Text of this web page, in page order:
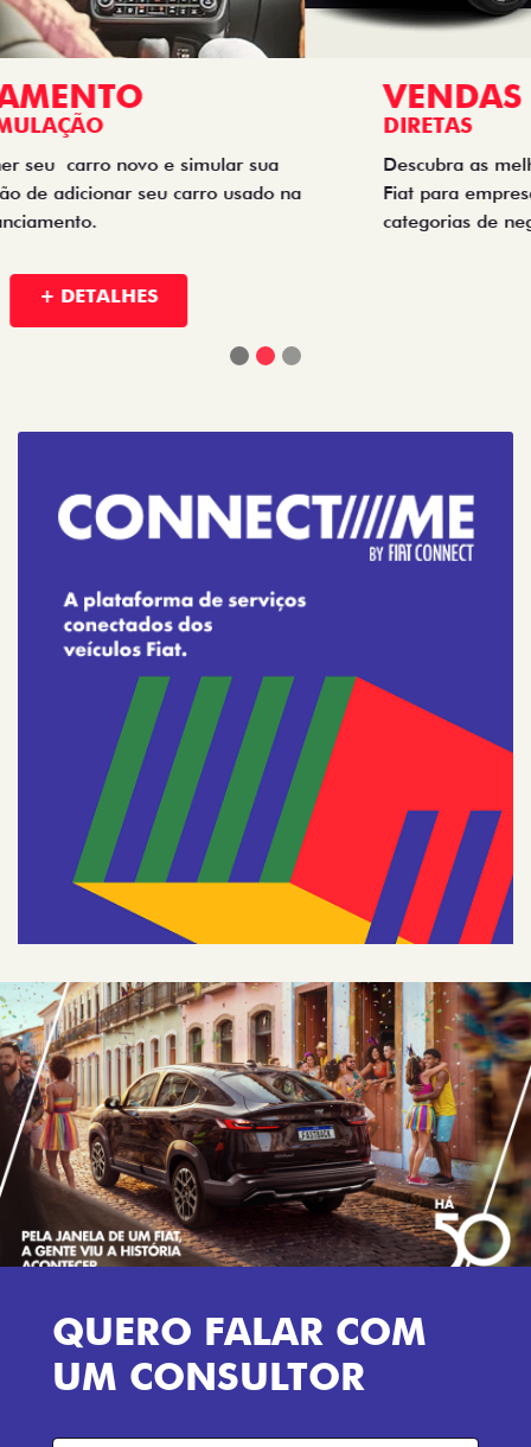
VENDAS
DIRETAS
Descubra as melhores soluções e descontos em um novo
Fiat para empresas, produtores rurais, taxistas e outras
categorias de negócios.
QUERO FALAR COM
UM CONSULTOR